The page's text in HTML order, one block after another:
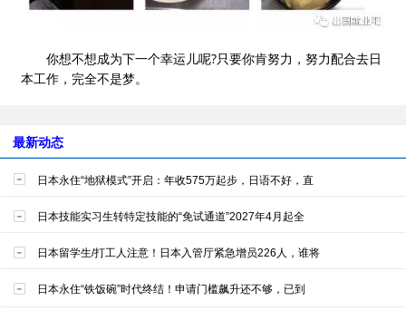
你想不想成为下一个幸运儿呢?只要你肯努力，努力配合去日
本工作，完全不是梦。
最新动态
日本永住“地狱模式”开启：年收575万起步，日语不好，直
日本技能实习生转特定技能的“免试通道”2027年4月起全
日本留学生/打工人注意！日本入管厅紧急增员226人，谁将
日本永住“铁饭碗”时代终结！申请门槛飙升还不够，已到